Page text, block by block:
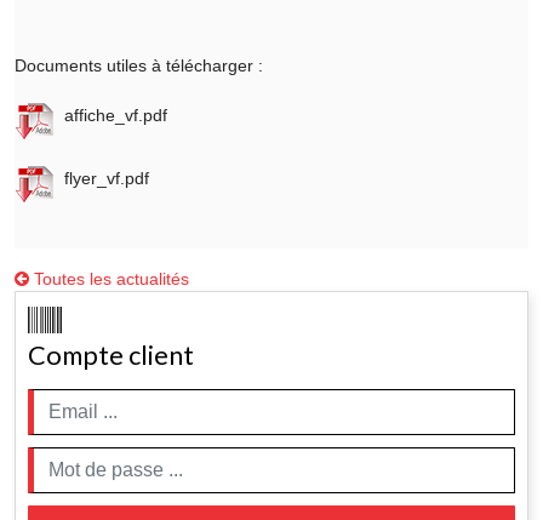
Documents utiles à télécharger :
affiche_vf.pdf
flyer_vf.pdf
Toutes les actualités
Compte client